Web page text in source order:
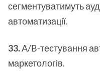
сегментуватимуть
автоматизації.
33.A/B-тестування
маркетологів.